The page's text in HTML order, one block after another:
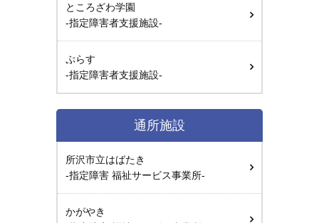
ところざわ学園
-指定障害者支援施設-
ぷらす
-指定障害者支援施設-
通所施設
所沢市立はばたき
-指定障害 福祉サービス事業所-
かがやき